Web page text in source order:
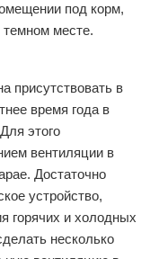
под корм,
темном месте.
присутствовать в
время года в
этого
вентиляции в
Достаточно
устройство,
горячих и холодных
несколько